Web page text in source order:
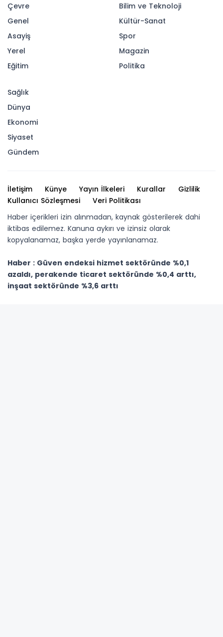
Çevre
Genel
Asayiş
Yerel
Eğitim
Bilim ve Teknoloji
Kültür-Sanat
Spor
Magazin
Politika
Sağlık
Dünya
Ekonomi
Siyaset
Gündem
İletişim Künye Yayın İlkeleri Kurallar
Gizlilik
Kullanıcı Sözleşmesi
Veri Politikası
Haber içerikleri izin alınmadan, kaynak gösterilerek dahi
iktibas edilemez. Kanuna aykırı ve izinsiz olarak
kopyalanamaz, başka yerde yayınlanamaz.
Haber : Güven endeksi hizmet sektöründe %0,1
azaldı, perakende ticaret sektöründe %0,4 arttı,
inşaat sektöründe %3,6 arttı